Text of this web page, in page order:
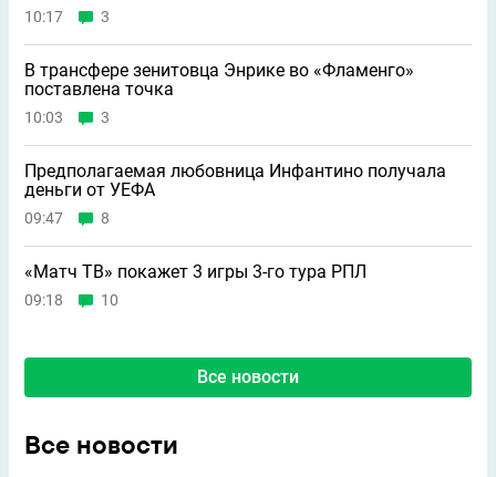
10:17 3
В трансфере зенитовца Энрике во «Фламенго»
поставлена точка
10:03 3
Предполагаемая любовница Инфантино получала
деньги от УЕФА
09:47 8
«Матч ТВ» покажет 3 игры 3-го тура РПЛ
09:18 10
Все новости
Все новости